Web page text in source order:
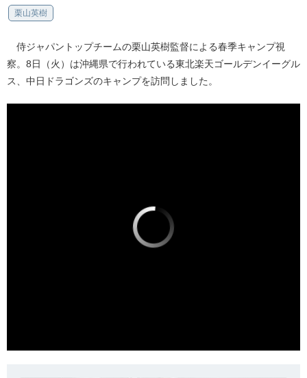
栗山英樹
侍ジャパントップチームの栗山英樹監督による春季キャンプ視
察。8日（火）は沖縄県で行われている東北楽天ゴールデンイーグル
ス、中日ドラゴンズのキャンプを訪問しました。